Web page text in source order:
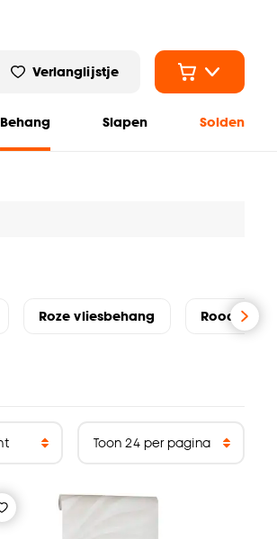
Verlanglijstje
Behang Slapen Solden
Roze vliesbehang Rood